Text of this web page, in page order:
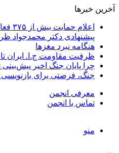
آخرین خبرها
پیشنهادی دکتر محمدجواد
هنگامه نبرد مغزها
ظرفیت مقاومت ج.ا. ایران
چرا پایان جنگ اخیر پیش‌بینی
جنگ، فرصتی برای
معرفی انجمن
تماس با انجمن
منو